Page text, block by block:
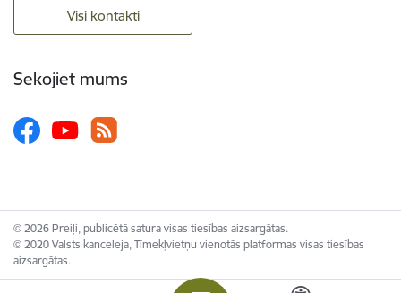
Visi kontakti
Sekojiet mums
© 2026 Preiļi, publicētā satura visas tiesības aizsargātas.
© 2020 Valsts kanceleja, Tīmekļvietņu vienotās platformas visas tiesības
aizsargātas.